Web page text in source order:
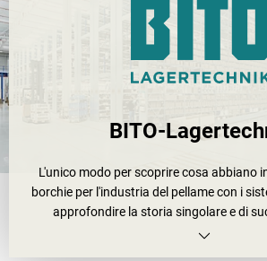
BITO-
L'unico modo per scoprire cosa abbiano
borchie per l'industria del pellame con i
approfondire la storia singolare e di
Lagertechnik Bittmann GmbH, l'azienda